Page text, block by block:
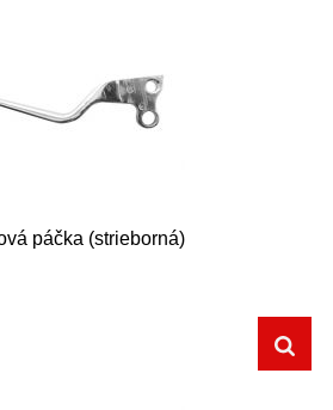
páčka (strieborná)